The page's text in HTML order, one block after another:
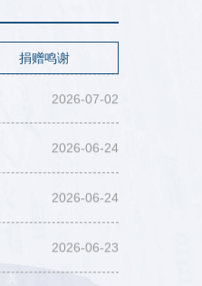
捐赠鸣谢
2026-07-07
2026-07-02
2026-06-24
2026-06-24
2026-06-23